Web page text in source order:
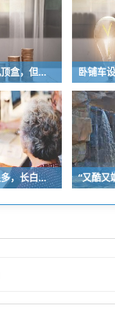
广电终于干掉了机顶盒，但现在没多少人看电视了…
国内坑人的景区很多，长白天池只是其中被坑印象最深的那一个